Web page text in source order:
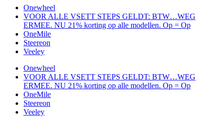
Onewheel
VOOR ALLE VSETT STEPS GELDT: BTW…WEG
ERMEE. NU 21% korting op alle modellen. Op = Op
OneMile
Steereon
Veeley
Onewheel
VOOR ALLE VSETT STEPS GELDT: BTW…WEG
ERMEE. NU 21% korting op alle modellen. Op = Op
OneMile
Steereon
Veeley